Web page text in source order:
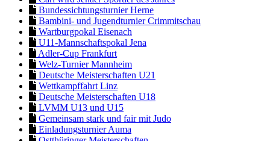
Bundessichtungsturnier Herne
Bambini- und Jugendturnier Crimmitschau
Wartburgpokal Eisenach
U11-Mannschaftspokal Jena
Adler-Cup Frankfurt
Welz-Turnier Mannheim
Deutsche Meisterschaften U21
Wettkampffahrt Linz
Deutsche Meisterschaften U18
LVMM U13 und U15
Gemeinsam stark und fair mit Judo
Einladungsturnier Auma